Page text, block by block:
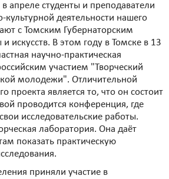
апреле студенты и преподаватели
культурной деятельности нашего
с Томским Губернаторским
искусств. В этом году в Томске в 13
научно-практическая
участием "Творческий
молодежи". Отличительной
проекта является то, что он состоит
проводится конференция, где
исследовательские работы.
лаборатория. Она даёт
показать практическую
приняли участие в